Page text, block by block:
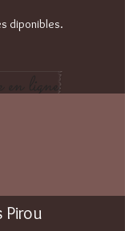
diponibles.
ligne
Pirou